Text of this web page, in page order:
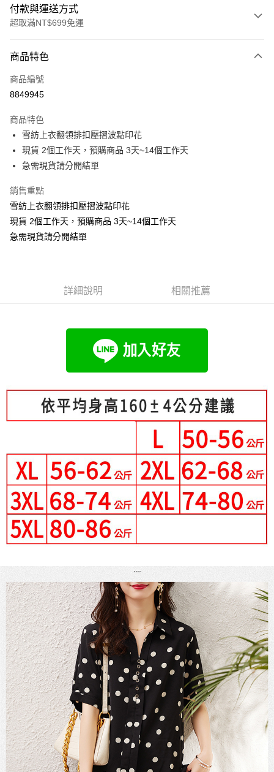
付款與運送方式
超取滿NT$699免運
信用卡一次付款
超商取貨付款
Apple Pay
街口支付
Google Pay
全支付
【大哥付你分期使用說明】
流程，驗證手機門號後，選擇欲分期的期數、繳款截止日，確認付款後即完
3.實際核准額度、可分期數及費用金額請依後續交易確認頁面所載為準。
4.訂單成立30分鐘內，如未前往確認交易或遇審核未通過，訂單將自動取
消。如遇「轉專審核」未通過狀況，表示未達大哥付你分期系統評分，恕無
【繳款方式說明】
1.分期款項不併入電信帳單，「大哥付你分期」於每月結算日後寄送繳費提
2.透過簡訊連結打開帳單後，可選擇「超商條碼／台灣大直營門市／銀行轉
【注意事項】
1.本服務係由「台灣大哥大股份有限公司」（以下簡稱本公司）所提供，讓
用戶於交易時，得透過本服務購買商品或服務，並由商店將買賣／分期付款
買賣價金債權讓與本公司後，依約使用本公司帳單繳交帳款。
2.基於同意付款使用「大哥付你分期」之契約關係目的，商店將以您的個人
資料（包含姓名、電話或地址）提供予台灣大哥大進項蒐集、處理及利用，
由本公司與您本人進行分期帳單所需資料之確認、核對及更正。
3.完整用戶服務條款，請詳閱以下連結：
AFTEE先享後付是「在收到商品之後才付款」的支付方式。 讓您購物簡單
１．簡單：不需註冊會員、不需綁卡、不需儲值。
３．安心：先確認商品／服務後，再付款。
【「AFTEE先享後付」結帳流程】
１．於結帳方式選擇「AFTEE先享後付」後，將跳轉至「AFTEE先享後付」
結帳頁面，進行簡訊認證並確認金額後，即可完成結帳。
２．訂單成立數日內，您將收到繳費通知簡訊。
３．收到繳費通知簡訊後14天內，點擊此簡訊中的連結，可透過四大超商／
ATM／網路銀行／等多元方式進行付款，方視為交易完成。
※ 請注意：結帳手續完成當下不需立刻繳費，但若您需要取消訂單，請聯絡
後付繳納相關費用。
※ 交易是否成功請以「AFTEE先享後付 」之結帳頁面顯示為準，若有關於
是否繳費成功／繳費後需取消欲退款等相關疑問，請聯繫「AFTEE先享後付
客戶支援中心」https://netprotections.freshdesk.com/support/home
１．透過由恩沛科技股份有限公司提供之「AFTEE先享後付」服務完成之交
權轉讓予恩沛科技股份有限公司。
２．關於個人資料處理事宜，請瀏覽以下網址：
https://aftee.tw/terms/#terms3
３．未成年的使用者請事先徵得法定代理人或監護人之同意方可使用
「AFTEE先享後付」，若未經同意申辦者引起之損失，本公司不負相關責
任。
４．使用「AFTEE先享後付」時，將依據個別帳號之用戶狀況，依本公司即
時審查核予不同之上限額度；若仍有額度不足之情形，本公司將視審查結果
請求用戶進行身份認證。
５．嚴禁一人註冊多個帳號或使用他人資訊註冊。若發現惡意使用之情形，
恩沛科技股份有限公司將有權停止該用戶之使用額度並採取法律行動。
「Hami Point」為中華電信所提供之點數服務，可於會員專區綁定中華電信
運送方式
每筆NT$80，滿NT$699(含以上)免運費
付款後全家取貨
每筆NT$80，滿NT$699(含以上)免運費
付款後萊爾富取貨
每筆NT$80，滿NT$699(含以上)免運費
每筆NT$80，滿NT$699(含以上)免運費
付款後7-11取貨
每筆NT$80，滿NT$699(含以上)免運費
宅配
每筆NT$70，滿NT$699(含以上)免運費
離島-郵局寄送
每筆NT$90，滿NT$699(含以上)免運費
國家/地區配送 查看運費
商品特色
商品編號
8849945
商品特色
雪紡上衣翻領排扣壓摺波點印花
現貨 2個工作天，預購商品 3天~14個工作天
急需現貨請分開結單
銷售重點
雪紡上衣翻領排扣壓摺波點印花
現貨 2個工作天，預購商品 3天~14個工作天
急需現貨請分開結單
詳細說明 相關推薦